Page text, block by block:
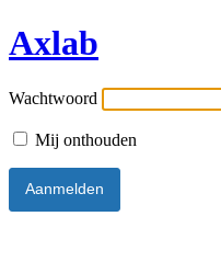
Axlab
Wachtwoord
Mij onthouden